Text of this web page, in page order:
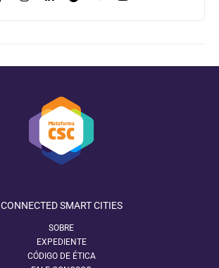
CONNECTED SMART CITIES
SOBRE
EXPEDIENTE
CÓDIGO DE ÉTICA